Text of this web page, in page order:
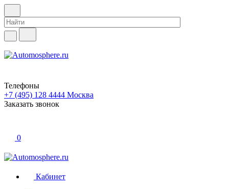
Телефоны
+7 (495) 128 4444 Москва
Заказать звонок
0
Кабинет